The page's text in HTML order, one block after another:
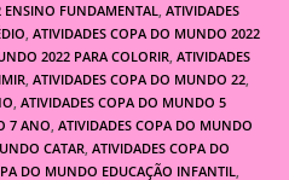
ENSINO FUNDAMENTAL, ATIVIDADES
, ATIVIDADES COPA DO MUNDO 2022
2022 PARA COLORIR, ATIVIDADES
, ATIVIDADES COPA DO MUNDO 22,
, ATIVIDADES COPA DO MUNDO 5
7 ANO, ATIVIDADES COPA DO MUNDO
CATAR, ATIVIDADES COPA DO
DO MUNDO EDUCAÇÃO INFANTIL,